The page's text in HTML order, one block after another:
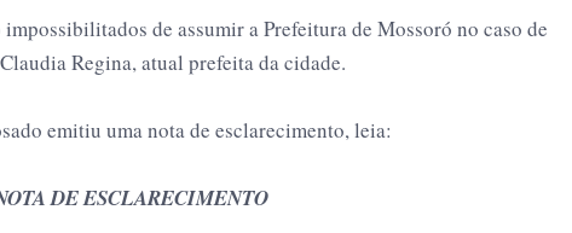
de assumir a Prefeitura de Mossoró no caso de
Regina, atual prefeita da cidade.
emitiu uma nota de esclarecimento, leia:
DE ESCLARECIMENTO